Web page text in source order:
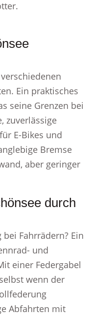
Ein praktisches
seine Grenzen bei
zuverlässige
E-Bikes und
Bremse
aber geringer
durch
Fahrrädern? Ein
und
einer Federgabel
wenn der
Abfahrten mit